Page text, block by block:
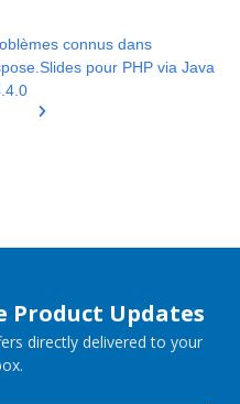
connus dans
pour PHP via Java
Product Updates
directly delivered to your